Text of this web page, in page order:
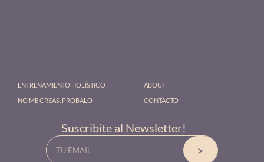
ENTRENAMIENTO HOLÍSTICO
NO ME CREAS, PROBALO
ABOUT
CONTACTO
Suscribite al Newsletter!
Email
>